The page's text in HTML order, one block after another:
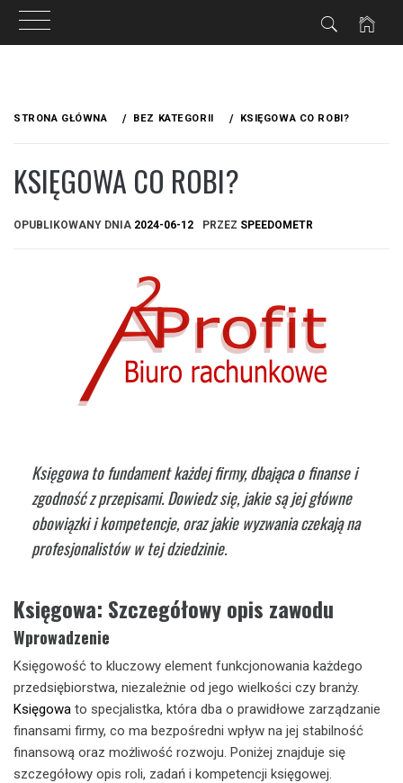
STRONA GŁÓWNA BEZ KATEGORII KSIĘGOWA CO ROBI?
KSIĘGOWA CO ROBI?
OPUBLIKOWANY DNIA 2024-06-12 PRZEZ SPEEDOMETR
Księgowa to fundament każdej firmy, dbająca o finanse i
zgodność z przepisami. Dowiedz się, jakie są jej główne
obowiązki i kompetencje, oraz jakie wyzwania czekają na
profesjonalistów w tej dziedzinie.
Księgowa: Szczegółowy opis zawodu
Wprowadzenie
Księgowość to kluczowy element funkcjonowania każdego
przedsiębiorstwa, niezależnie od jego wielkości czy branży.
Księgowa to specjalistka, która dba o prawidłowe zarządzanie
finansami firmy, co ma bezpośredni wpływ na jej stabilność
finansową oraz możliwość rozwoju. Poniżej znajduje się
szczegółowy opis roli, zadań i kompetencji księgowej.